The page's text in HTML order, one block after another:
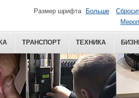
ТРАНСПОРТ ТЕХНИКА
Размер шрифта Больше